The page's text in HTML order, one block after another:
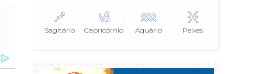
Sagitário Capricórnio Aquário Peixes